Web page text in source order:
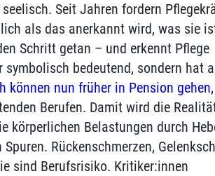
Seit Jahren fordern
als das anerkannt wird, was sie
Schritt getan – und erkennt Pflege
bedeutend, sondern hat
können nun früher in Pension gehen,
Berufen. Damit wird die
körperlichen Belastungen durch
Rückenschmerzen,
sind Berufsrisiko. Kritiker:innen